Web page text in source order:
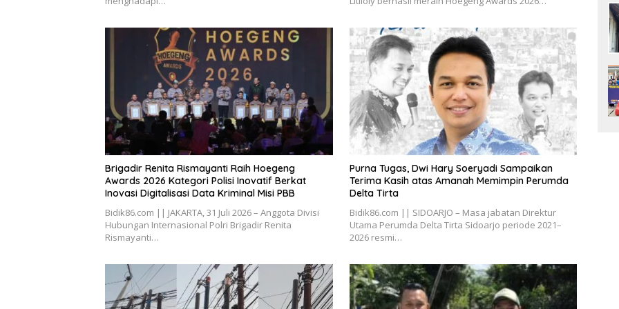
Brigadir Renita Rismayanti Raih Hoegeng
Awards 2026 Kategori Polisi Inovatif Berkat
Inovasi Digitalisasi Data Kriminal Misi PBB
Bidik86.com || JAKARTA, 31 Juli 2026 – Anggota Divisi
Hubungan Internasional Polri Brigadir Renita
Rismayanti…
Purna Tugas, Dwi Hary Soeryadi Sampaikan
Terima Kasih atas Amanah Memimpin Perumda
Bidik86.com || ‎SIDOARJO – Masa jabatan Direktur
Utama Perumda Delta Tirta Sidoarjo periode 2021–
2026 resmi…